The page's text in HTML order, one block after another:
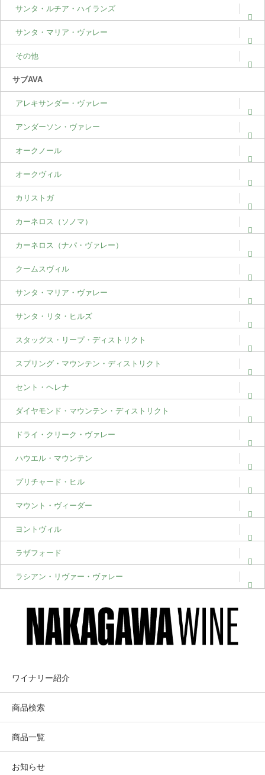
サンタ・ルチア・ハイランズ
サンタ・マリア・ヴァレー
その他
サブAVA
アレキサンダー・ヴァレー
アンダーソン・ヴァレー
オークノール
オークヴィル
カリストガ
カーネロス（ソノマ）
カーネロス（ナパ・ヴァレー）
クームスヴィル
サンタ・マリア・ヴァレー
サンタ・リタ・ヒルズ
スタッグス・リープ・ディストリクト
スプリング・マウンテン・ディストリクト
セント・ヘレナ
ダイヤモンド・マウンテン・ディストリクト
ドライ・クリーク・ヴァレー
ハウエル・マウンテン
プリチャード・ヒル
マウント・ヴィーダー
ヨントヴィル
ラザフォード
ラシアン・リヴァー・ヴァレー
ワイナリー紹介
商品検索
商品一覧
お知らせ